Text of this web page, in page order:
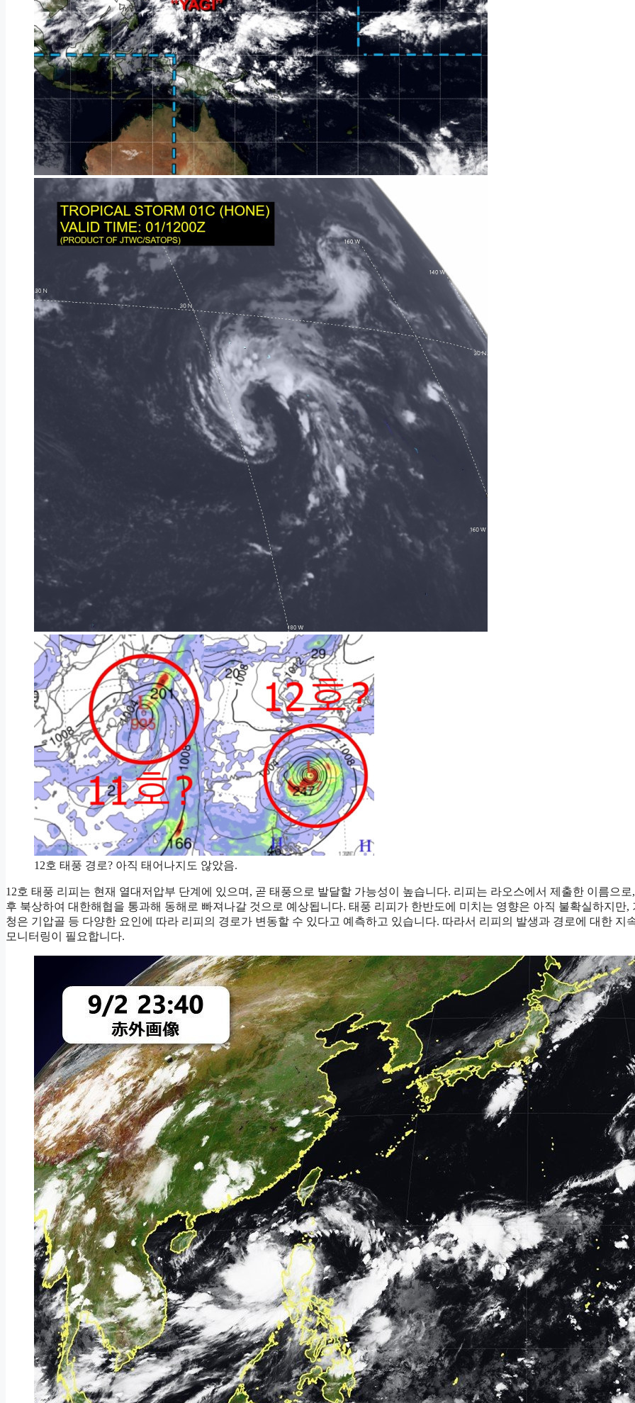
12호 태풍 경로? 아직 태어나지도 않았음.
12호 태풍 리피는 현재 열대저압부 단계에 있으며, 곧 태풍으로 발달할 가능성이 높습니다. 리피는 라오스에서 제출한 이름으로
후 북상하여 대한해협을 통과해 동해로 빠져나갈 것으로 예상됩니다. 태풍 리피가 한반도에 미치는 영향은 아직 불확실하지만,
청은 기압골 등 다양한 요인에 따라 리피의 경로가 변동할 수 있다고 예측하고 있습니다. 따라서 리피의 발생과 경로에 대한 지
모니터링이 필요합니다.